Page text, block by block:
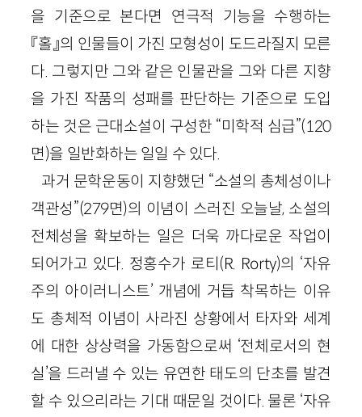
을 기준으로 본다면 연극적 기능을 수행하는
『홀』의 인물들이 가진 모형성이 도드라질지 모른
다. 그렇지만 그와 같은 인물관을 그와 다른 지향
을 가진 작품의 성패를 판단하는 기준으로 도입
하는 것은 근대소설이 구성한 “미학적 심급”(120
면)을 일반화하는 일일 수 있다.
과거 문학운동이 지향했던 “소설의 총체성이나
객관성”(279면)의 이념이 스러진 오늘날, 소설의
전체성을 확보하는 일은 더욱 까다로운 작업이
되어가고 있다. 정홍수가 로티(R. Rorty)의 ‘자유
주의 아이러니스트’ 개념에 거듭 착목하는 이유
도 총체적 이념이 사라진 상황에서 타자와 세계
에 대한 상상력을 가동함으로써 ‘전체로서의 현
실’을 드러낼 수 있는 유연한 태도의 단초를 발견
할 수 있으리라는 기대 때문일 것이다. 물론 ‘자유